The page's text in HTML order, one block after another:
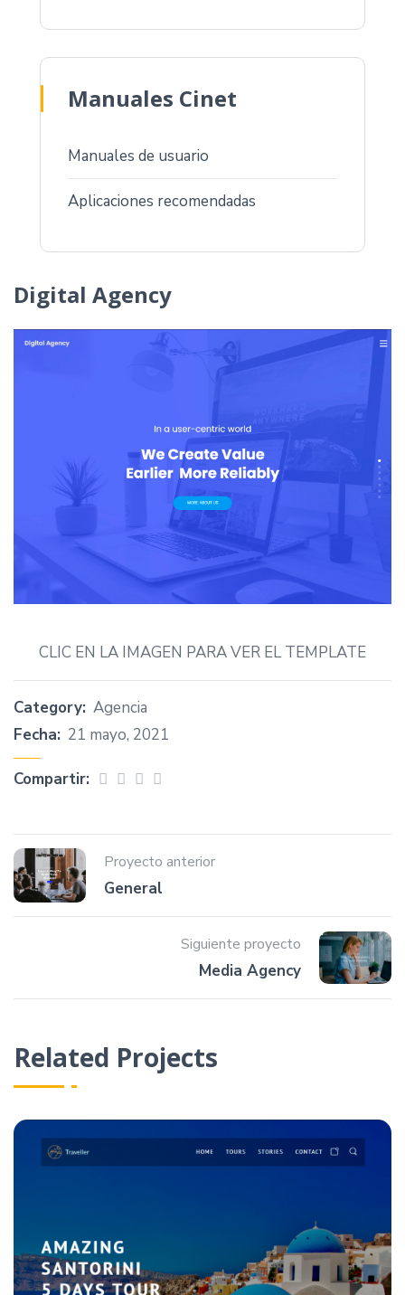
Manuales Cinet
Manuales de usuario
Aplicaciones recomendadas
Digital Agency
CLIC EN LA IMAGEN PARA VER EL TEMPLATE
Category: Agencia
Fecha: 21 mayo, 2021
Compartir:
Proyecto anterior
General
Siguiente proyecto
Media Agency
Related Projects